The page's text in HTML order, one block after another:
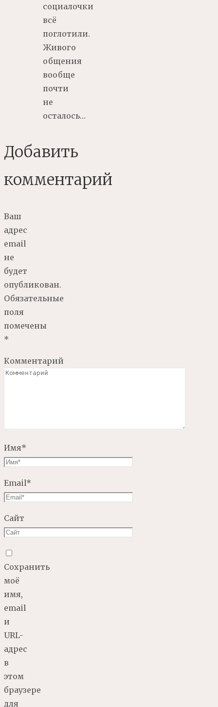
социалочки
всё
поглотили.
Живого
общения
вообще
почти
не
осталось…
Добавить
комментарий
Ваш
адрес
email
не
будет
опубликован.
Обязательные
поля
помечены
*
Комментарий
Имя*
Email*
Сайт
Сохранить
моё
имя,
email
и
URL-
адрес
в
этом
браузере
для